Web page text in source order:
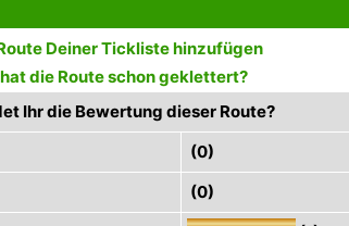
Deiner Tickliste hinzufügen
die Route schon geklettert?
Ihr die Bewertung dieser Route?
(0)
(0)